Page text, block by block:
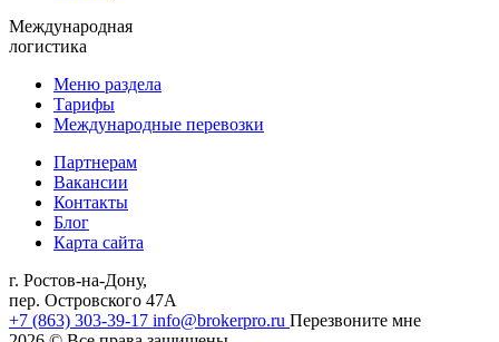
Международная
логистика
Меню раздела
Тарифы
Международные перевозки
Партнерам
Вакансии
Контакты
Блог
Карта сайта
г. Ростов-на-Дону,
пер. Островского 47А
+7 (863) 303-39-17 info@brokerpro.ru Перезвоните мне